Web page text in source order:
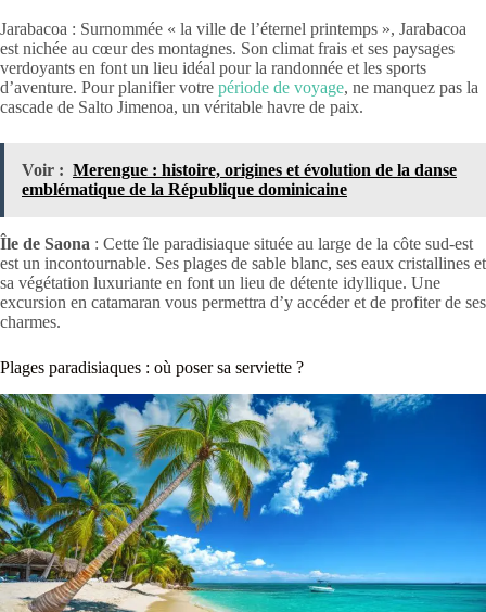
Jarabacoa : Surnommée « la ville de l’éternel printemps », Jarabacoa
est nichée au cœur des montagnes. Son climat frais et ses paysages
verdoyants en font un lieu idéal pour la randonnée et les sports
d’aventure. Pour planifier votre période de voyage, ne manquez pas la
cascade de Salto Jimenoa, un véritable havre de paix.
Voir : Merengue : histoire, origines et évolution de la danse
emblématique de la République dominicaine
Île de Saona : Cette île paradisiaque située au large de la côte sud-est
est un incontournable. Ses plages de sable blanc, ses eaux cristallines et
sa végétation luxuriante en font un lieu de détente idyllique. Une
excursion en catamaran vous permettra d’y accéder et de profiter de ses
charmes.
Plages paradisiaques : où poser sa serviette ?